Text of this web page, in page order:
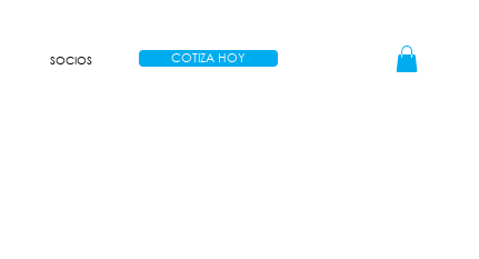
SOCIOS COTIZA HOY